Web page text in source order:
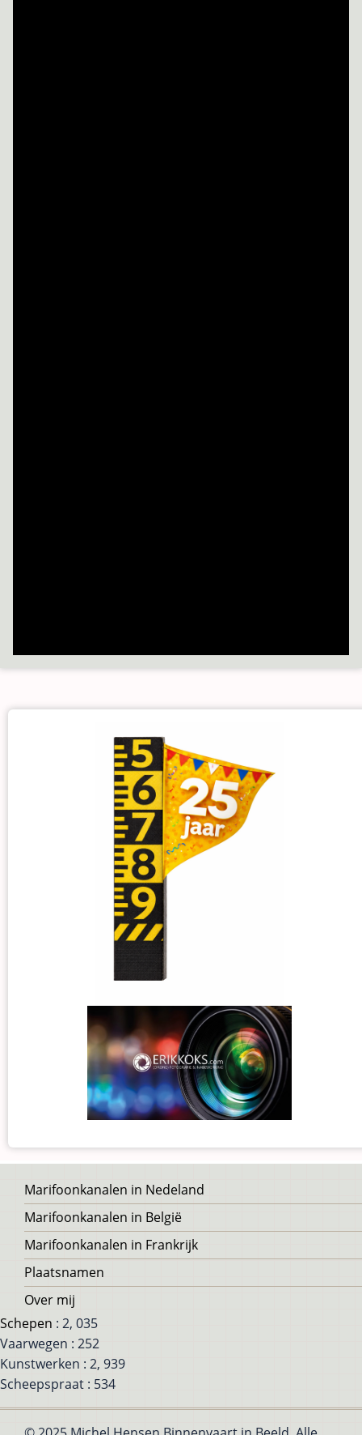
Voet
Marifoonkanalen in Nedeland
Marifoonkanalen in België
Marifoonkanalen in Frankrijk
Plaatsnamen
Over mij
Schepen : 2, 035
Vaarwegen : 252
Kunstwerken : 2, 939
Scheepspraat : 534